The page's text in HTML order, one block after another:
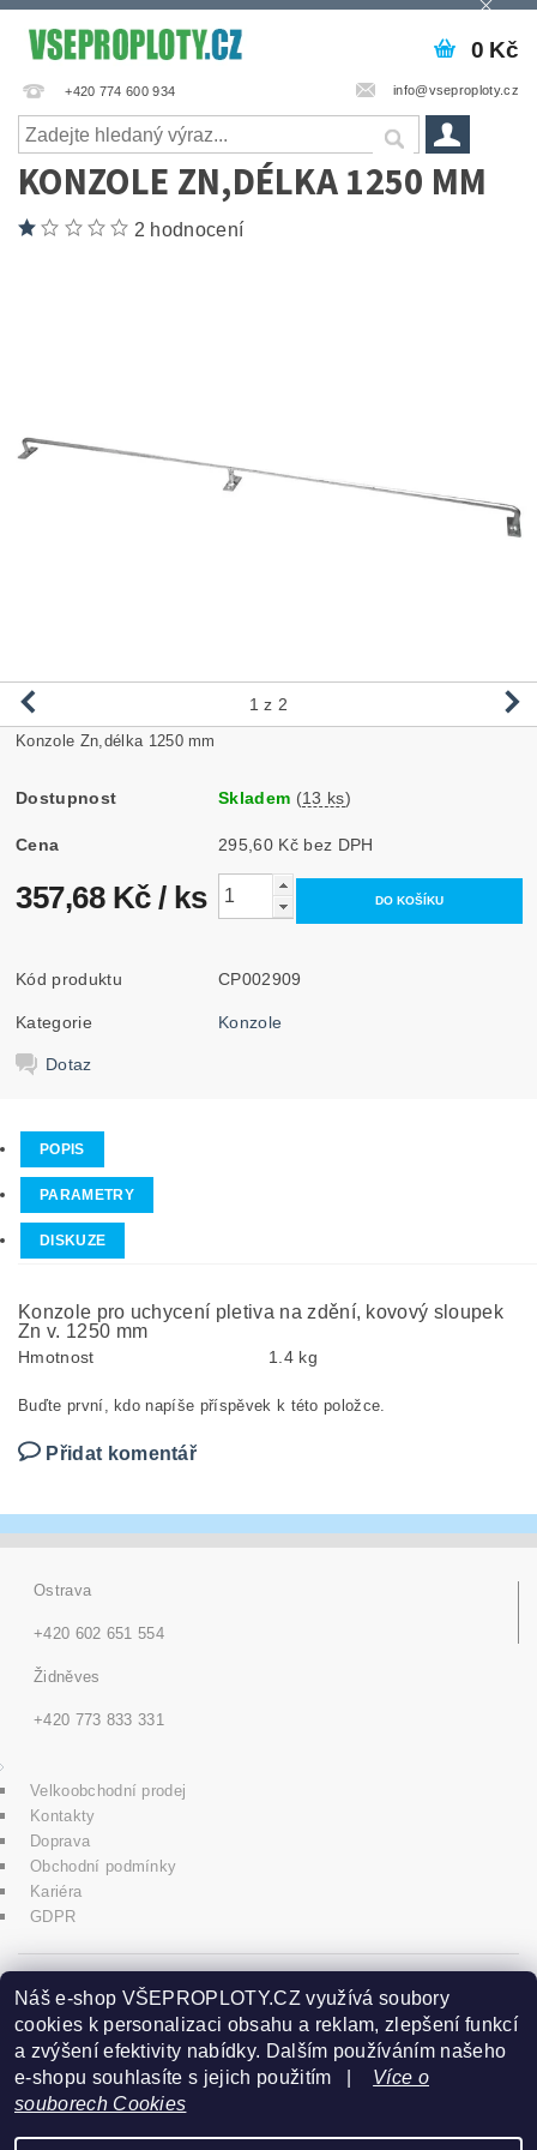
+420 774 600 934 info@vseproploty.cz
0 Kč
KONZOLE ZN,DÉLKA 1250 MM
2 hodnocení
1 z 2
Konzole Zn,délka 1250 mm
Dostupnost Skladem (13 ks)
Cena 295,60 Kč bez DPH
357,68 Kč/ ks
Kód produktu CP002909
Kategorie Konzole
Dotaz
POPIS
PARAMETRY
DISKUZE
Konzole pro uchycení pletiva na zdění, kovový sloupek
Zn v. 1250 mm
Hmotnost 1.4 kg
Buďte první, kdo napíše příspěvek k této položce.
Přidat komentář
Ostrava
+420 602 651 554
Židněves
+420 773 833 331
Velkoobchodní prodej
Kontakty
Doprava
Obchodní podmínky
Kariéra
GDPR
icons8.com
Praha - Herink
+420 606 020 266
Náš e-shop VŠEPROPLOTY.CZ využívá soubory
cookies k personalizaci obsahu a reklam, zlepšení funkcí
a zvýšení efektivity nabídky. Dalším používáním našeho
e-shopu souhlasíte s jejich použitím | Více o
souborech Cookies